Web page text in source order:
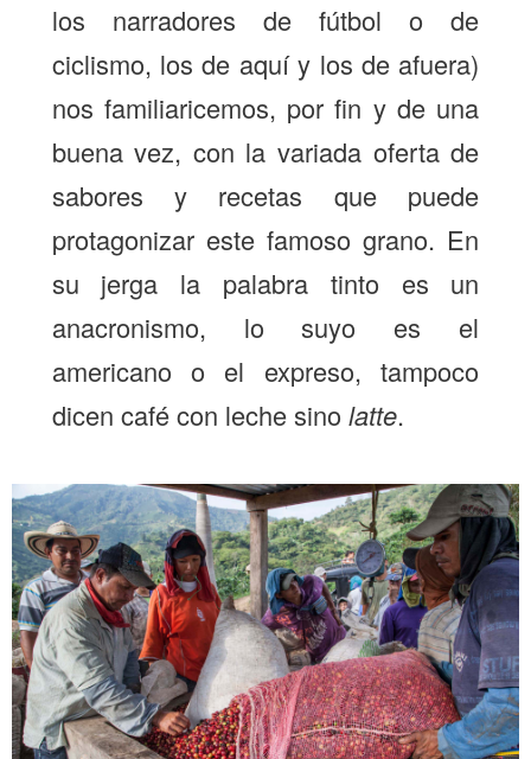
los narradores de fútbol o de
ciclismo, los de aquí y los de afuera)
nos familiaricemos, por fin y de una
buena vez, con la variada oferta de
sabores y recetas que puede
protagonizar este famoso grano. En
su jerga la palabra tinto es un
anacronismo, lo suyo es el
americano o el expreso, tampoco
dicen café con leche sino latte.